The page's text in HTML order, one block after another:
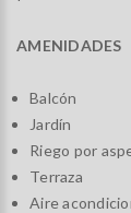
AMENIDADES
Balcón
Jardín
Riego por
Terraza
Aire